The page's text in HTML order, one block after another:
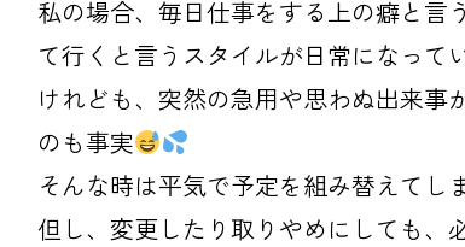
私の場合、毎日仕事をする上の癖と言
て行くと言うスタイルが日常になって
けれども、突然の急用や思わぬ出来
のも事実
そんな時は平気で予定を組み替えてし
但し、変更したり取りやめにしても、